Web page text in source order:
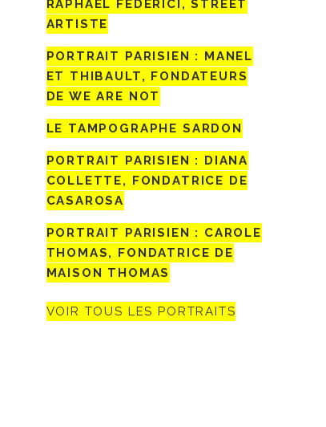
RAPHAËL FEDERICI, STREET
ARTISTE
PORTRAIT PARISIEN : MANEL
ET THIBAULT, FONDATEURS
DE WE ARE NOT
LE TAMPOGRAPHE SARDON
PORTRAIT PARISIEN : DIANA
COLLETTE, FONDATRICE DE
CASAROSA
PORTRAIT PARISIEN : CAROLE
THOMAS, FONDATRICE DE
MAISON THOMAS
VOIR TOUS LES PORTRAITS